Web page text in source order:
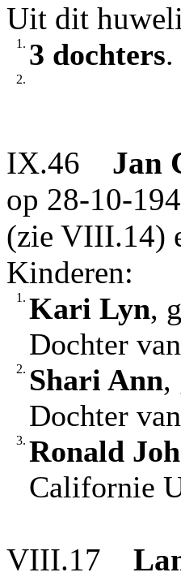
Uit dit
1. 3 dochters.
2.
IX.46 Jan
op 28-10-
(zie VIII.14)
Kinderen:
1. Kari Lyn,
Dochter van
2. Shari Ann,
Dochter van
3. Ronald
Californie
VIII.17